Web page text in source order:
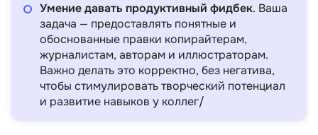
Умение давать продуктивный фидбек. Ваша
задача — предоставлять понятные и
обоснованные правки копирайтерам,
журналистам, авторам и иллюстраторам.
Важно делать это корректно, без негатива,
чтобы стимулировать творческий потенциал
и развитие навыков у коллег/